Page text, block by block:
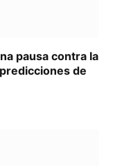
pausa contra la
de